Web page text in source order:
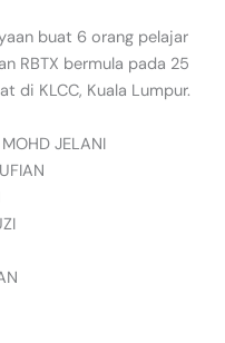
buat 6 orang pelajar
RBTX bermula pada 25
di KLCC, Kuala Lumpur.
JELANI